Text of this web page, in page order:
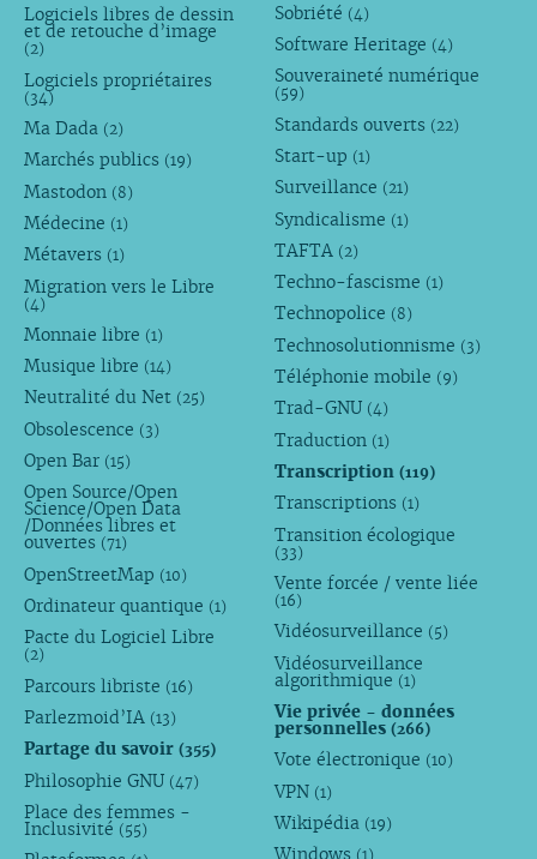
Logiciels libres de dessin
et de retouche d’image
(2)
Logiciels propriétaires
(34)
Ma Dada (2)
Marchés publics (19)
Mastodon (8)
Médecine (1)
Métavers (1)
Migration vers le Libre
(4)
Monnaie libre (1)
Musique libre (14)
Neutralité du Net (25)
Obsolescence (3)
Open Bar (15)
Open Source/Open
Science/Open Data
/Données libres et
ouvertes (71)
OpenStreetMap (10)
Ordinateur quantique (1)
Pacte du Logiciel Libre
(2)
Parcours libriste (16)
Parlezmoid’IA (13)
Partage du savoir (355)
Philosophie GNU (47)
Place des femmes -
Inclusivité (55)
Sobriété (4)
Software Heritage (4)
Souveraineté numérique
(59)
Standards ouverts (22)
Start-up (1)
Surveillance (21)
Syndicalisme (1)
TAFTA (2)
Techno-fascisme (1)
Technopolice (8)
Technosolutionnisme (3)
Téléphonie mobile (9)
Trad-GNU (4)
Traduction (1)
Transcription(119)
Transcriptions (1)
Transition écologique
(33)
Vente forcée / vente liée
(16)
Vidéosurveillance (5)
Vidéosurveillance
algorithmique (1)
Vie privée - données
personnelles(266)
Vote électronique (10)
VPN (1)
Wikipédia (19)
Windows (1)